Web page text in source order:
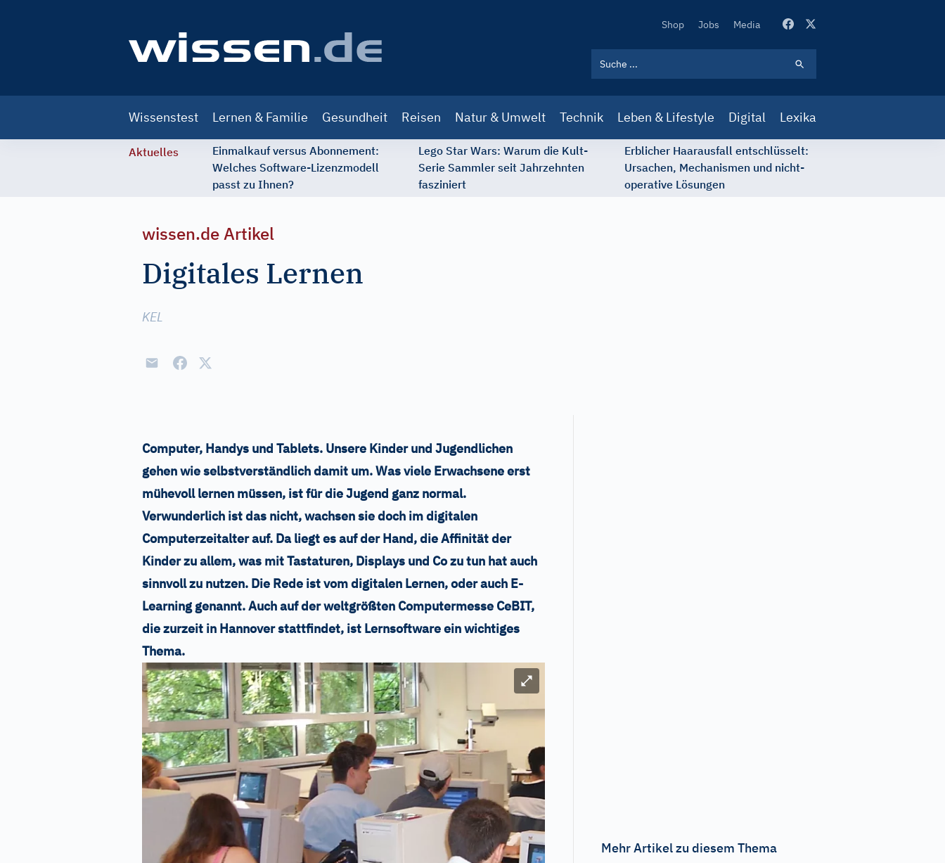
Secondary
Shop Jobs Media
navigation
Wissenstest Lernen & Familie Gesundheit Reisen Natur & Umwelt Technik Leben & Lifestyle Digital Lexika
Aktuelles
Einmalkauf versus Abonnement:
Welches Software-Lizenzmodell
passt zu Ihnen?
Lego Star Wars: Warum die Kult-
Serie Sammler seit Jahrzehnten
fasziniert
Erblicher Haarausfall entschlüsselt:
Ursachen, Mechanismen und nicht-
operative Lösungen
wissen.de Artikel
Digitales Lernen
KEL
Computer, Handys und Tablets. Unsere Kinder und Jugendlichen
gehen wie selbstverständlich damit um. Was viele Erwachsene erst
mühevoll lernen müssen, ist für die Jugend ganz normal.
Verwunderlich ist das nicht, wachsen sie doch im digitalen
Computerzeitalter auf. Da liegt es auf der Hand, die Affinität der
Kinder zu allem, was mit Tastaturen, Displays und Co zu tun hat auch
sinnvoll zu nutzen. Die Rede ist vom digitalen Lernen, oder auch E-
Learning genannt. Auch auf der weltgrößten Computermesse CeBIT,
die zurzeit in Hannover stattfindet, ist Lernsoftware ein wichtiges
Thema.
Bild vergrößern
Mehr Artikel zu diesem Thema